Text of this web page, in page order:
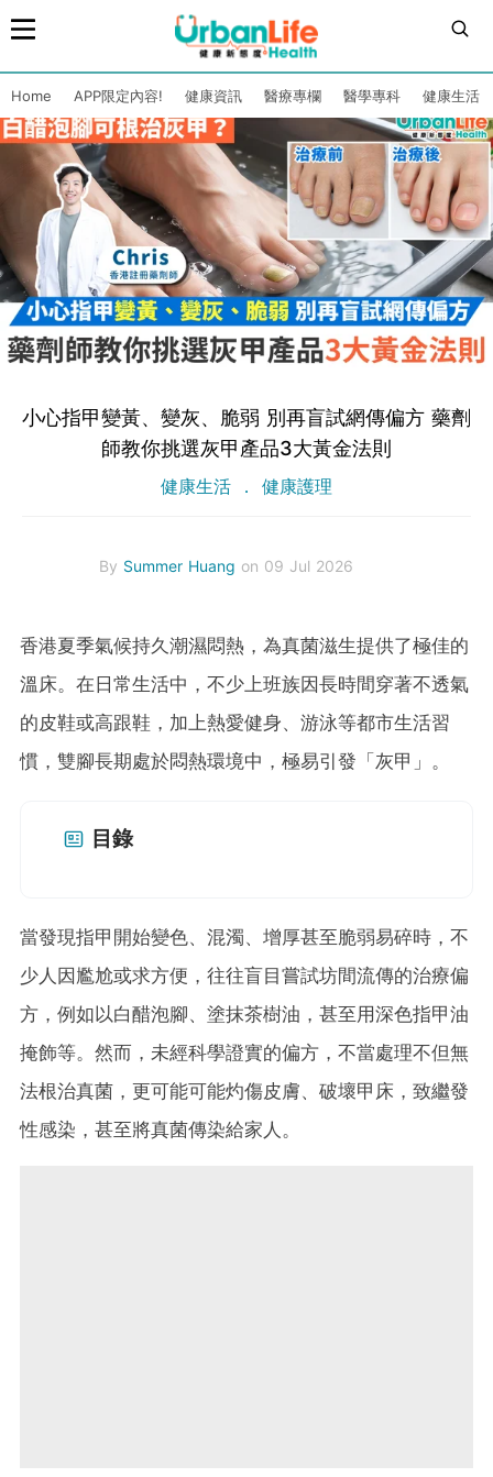
Home APP限定內容! 健康資訊 醫療專欄 醫學專科 健康生活
小心指甲變黃、變灰、脆弱 別再盲試網傳偏方 藥劑
師教你挑選灰甲產品3大黃金法則
健康生活 健康護理
By Summer Huang on 09 Jul 2026
香港夏季氣候持久潮濕悶熱，為真菌滋生提供了極佳的
溫床。在日常生活中，不少上班族因長時間穿著不透氣
的皮鞋或高跟鞋，加上熱愛健身、游泳等都市生活習
慣，雙腳長期處於悶熱環境中，極易引發「灰甲」。
目錄
當發現指甲開始變色、混濁、增厚甚至脆弱易碎時，不
少人因尷尬或求方便，往往盲目嘗試坊間流傳的治療偏
方，例如以白醋泡腳、塗抹茶樹油，甚至用深色指甲油
掩飾等。然而，未經科學證實的偏方，不當處理不但無
法根治真菌，更可能可能灼傷皮膚、破壞甲床，致繼發
性感染，甚至將真菌傳染給家人。